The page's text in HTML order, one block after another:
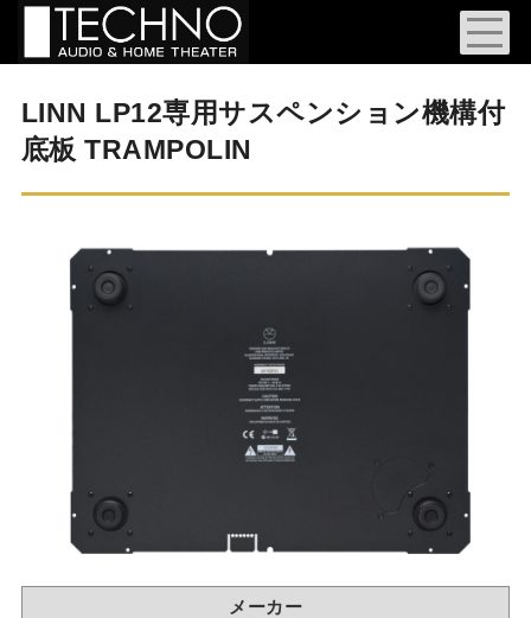
LINN LP12専用サスペンション機構付
底板 TRAMPOLIN
メーカー